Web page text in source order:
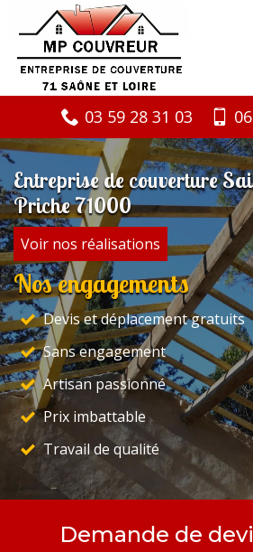
03 59 28 31 03
Entreprise de couverture
Priche 71000
Voir nos réalisations
Nos engagements
Devis et déplacement gratuits
Sans engagement
Artisan passionné
Prix imbattable
Travail de qualité
Demande de